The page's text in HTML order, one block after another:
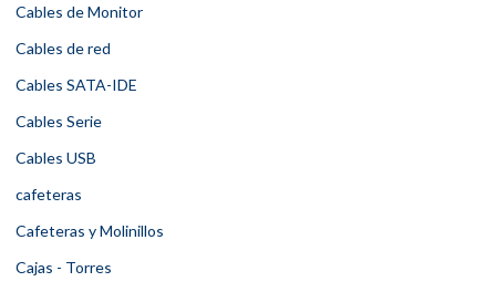
Cables de Monitor
Cables de red
Cables SATA-IDE
Cables Serie
Cables USB
cafeteras
Cafeteras y Molinillos
Cajas - Torres